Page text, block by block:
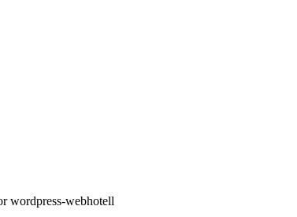
wordpress-webhotell